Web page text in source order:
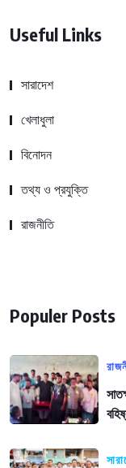
Useful Links
সারাদেশ
খেলাধুলা
বিনোদন
তথ্য ও প্রযুক্তি
রাজনীতি
Populer Posts